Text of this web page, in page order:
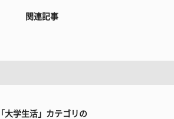
関連記事
「大学生活」カテゴリの